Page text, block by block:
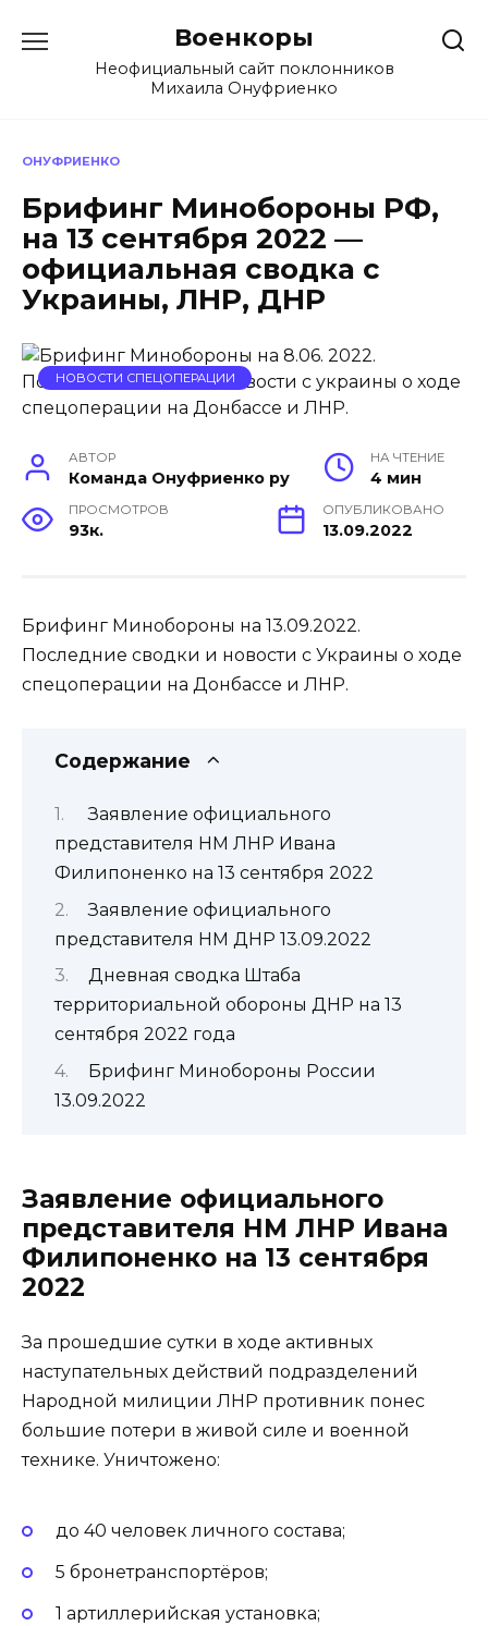
содержанию
Военкоры
Неофициальный сайт поклонников
Михаила Онуфриенко
ОНУФРИЕНКО
Брифинг Минобороны РФ,
на 13 сентября 2022 —
официальная сводка с
Украины, ЛНР, ДНР
НОВОСТИ СПЕЦОПЕРАЦИИ
АВТОР
Команда Онуфриенко ру
НА ЧТЕНИЕ
4 мин
ПРОСМОТРОВ
93к.
ОПУБЛИКОВАНО
13.09.2022
Брифинг Минобороны на 13.09.2022.
Последние сводки и новости с Украины о ходе
спецоперации на Донбассе и ЛНР.
Содержание
Заявление официального
представителя НМ ЛНР Ивана
Филипоненко на 13 сентября 2022
Заявление официального
представителя НМ ДНР 13.09.2022
Дневная сводка Штаба
территориальной обороны ДНР на 13
сентября 2022 года
Брифинг Минобороны России
13.09.2022
Заявление официального
представителя НМ ЛНР Ивана
Филипоненко на 13 сентября
2022
За прошедшие сутки в ходе активных
наступательных действий подразделений
Народной милиции ЛНР противник понес
большие потери в живой силе и военной
технике. Уничтожено:
до 40 человек личного состава;
5 бронетранспортёров;
1 артиллерийская установка;